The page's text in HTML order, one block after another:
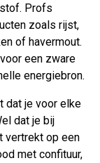
Profs
zoals rijst,
of havermout.
een zware
energiebron.
dat je voor elke
dat je bij
vertrekt op een
met confituur,